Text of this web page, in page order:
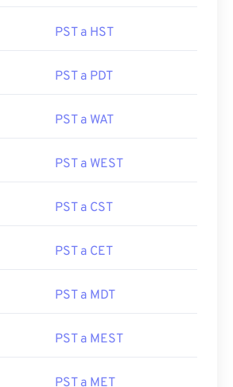
PST a HST
PST a PDT
PST a WAT
PST a WEST
PST a CST
PST a CET
PST a MDT
PST a MEST
PST a MET